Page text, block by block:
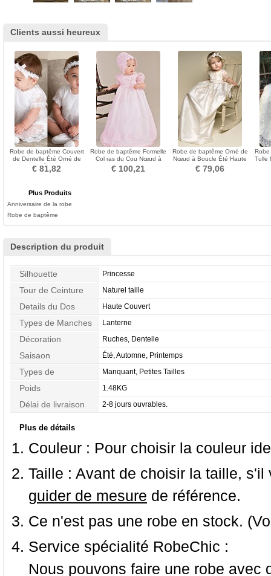
Clients aussi heureux
Robe de baptême Couvert
de Dentelle Été Orné de
Nœud à Boucle
€ 81,82
Robe de baptême Formelle
Col ras du Cou Nœud à
Boucles Sage Longueur ras
du Sol
€ 100,21
Robe de baptême Orné de
Nœud à Boucle Été Haute
Couvert Norme
€ 79,06
Tulle
Plus Produits
Anniversaire de la robe
Robe de baptême
Description du produit
Silhouette Princesse
Tour de Ceinture Naturel taille
Details du Dos Haute Couvert
Types de Manches Lanterne
Décoration Ruches, Dentelle
Saisaon Été, Automne, Printemps
Types de
Morphologie
Manquant, Petites Tailles
Poids 1.48KG
Délai de livraison 2-8 jours ouvrables.
Plus de détails
Couleur : Pour choisir la couleur
Taille : Avant de choisir la taille,
guider de mesure de référence.
Ce n'est pas une robe en stock.
Service spécialité RobeChic :
Nous pouvons faire une robe